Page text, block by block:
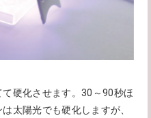
硬化させます。30～90秒ほ
太陽光でも硬化しますが、